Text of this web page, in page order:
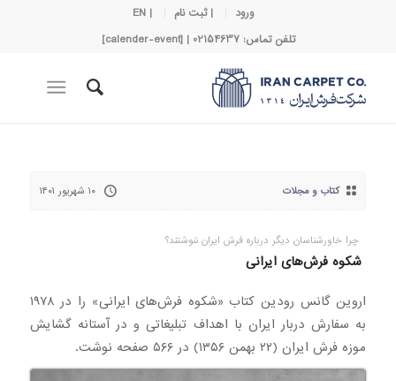
ورود | ثبت نام
| EN
تلفن تماس: 02154637 | [calender-event]
کتاب و مجلات ۱۰ شهریور ۱۴۰۱
چرا خاورشناسان دیگر درباره فرش ایران ننوشتند؟
شکوه فرش‌های ایرانی
اروین گانس رودین کتاب «شکوه فرش‌های ایرانی» را در ۱۹۷۸
به سفارش دربار ایران با اهداف تبلیغاتی و در آستانه گشایش
موزه فرش ایران (۲۲ بهمن ۱۳۵۶) در ۵۶۶ صفحه نوشت.